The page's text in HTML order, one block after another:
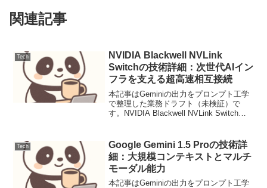
関連記事
Tech
NVIDIA Blackwell NVLink
Switchの技術詳細：次世代AIイン
フラを支える超高速相互接続
本記事はGeminiの出力をプロンプト工学
で整理した業務ドラフト（未検証）で
す。NVIDIA Blackwell NVLink Switchの
日にNVIDIAが...
Tech
Google Gemini 1.5 Proの技術詳
細：大規模コンテキストとマルチ
モーダル能力
本記事はGeminiの出力をプロンプト工学